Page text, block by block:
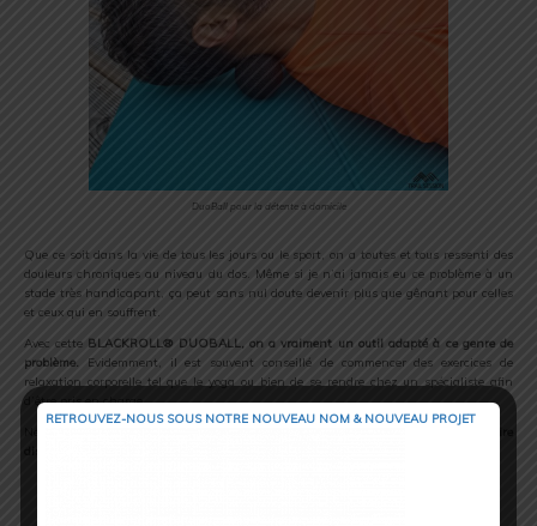
DuoBall pour la détente à domicile
Que ce soit dans la vie de tous les jours ou le sport, on a toutes et tous ressenti des
douleurs chroniques au niveau du dos. Même si je n’ai jamais eu ce problème à un
stade très handicapant, ça peut sans nul doute devenir plus que gênant pour celles
et ceux qui en souffrent.
Avec cette BLACKROLL® DUOBALL, on a vraiment un outil adapté à ce genre de
problème. Evidemment, il est souvent conseillé de commencer des exercices de
relaxation corporelle tel que le yoga ou bien de se rendre chez un spécialiste afin
d’être pris en charge.
RETROUVEZ-NOUS SOUS NOTRE NOUVEAU NOM & NOUVEAU PROJET